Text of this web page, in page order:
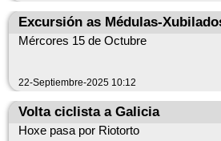
Excursión as Médulas-
Mércores 15 de Octubre
22-Septiembre-2025 10:12
Volta ciclista a Galicia
Hoxe pasa por Riotorto